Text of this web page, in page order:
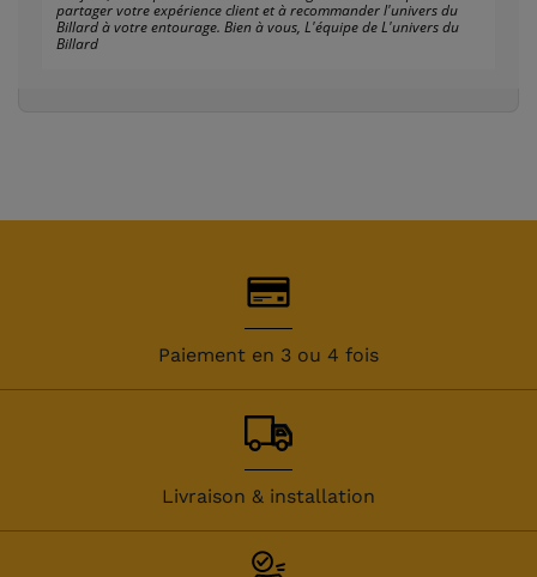
partager votre expérience client et à recommander l'univers du
Billard à votre entourage. Bien à vous, L'équipe de L'univers du
Billard
Paiement en 3 ou 4 fois
Livraison & installation